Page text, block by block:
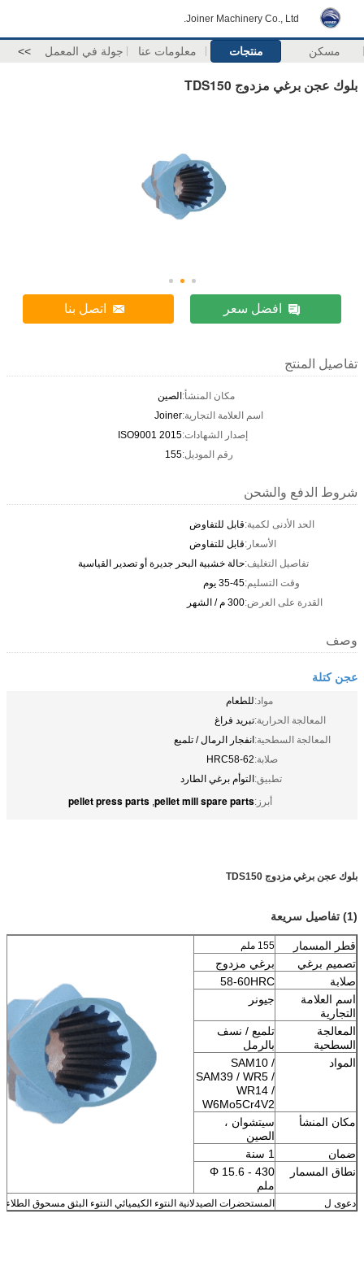
Joiner Machinery Co., Ltd.
مسكن منتجات معلومات عنا جولة في المعمل >>
بلوك عجن برغي مزدوج TDS150
افضل سعر اتصل بنا
تفاصيل المنتج
مكان المنشأ:الصين
اسم العلامة التجارية:Joiner
إصدار الشهادات:ISO9001 2015
رقم الموديل:155
شروط الدفع والشحن
الحد الأدنى لكمية:قابل للتفاوض
الأسعار:قابل للتفاوض
تفاصيل التغليف:حالة خشبية البحر جديرة أو تصدير القياسية
وقت التسليم:35-45 يوم
القدرة على العرض:300 م / الشهر
وصف
عجن كتلة
مواد:للطعام
المعالجة الحرارية:تبريد فراغ
المعالجة السطحية:انفجار الرمال / تلميع
صلابة:HRC58-62
تطبيق:التوأم برغي الطارد
أبرز:pellet mill spare parts
,
pellet press parts
بلوك عجن برغي مزدوج TDS150
(1) تفاصيل سريعة
قطر المسمار 155 ملم
تصميم برغي
برغي مزدوج
صلابة
58-60HRC
اسم العلامة
التجارية
جيونر
المعالجة
السطحية
تلميع / نسف
بالرمل
المواد
SAM10 /
SAM39 / WR5 /
WR14 /
W6Mo5Cr4V2
مكان المنشأ
سيتشوان ،
الصين
ضمان
1 سنة
نطاق المسمار
Φ 15.6 - 430
ملم
دعوى ل المستحضرات الصيدلانية النتوء الكيميائي النتوء البثق مسحوق الطلاء